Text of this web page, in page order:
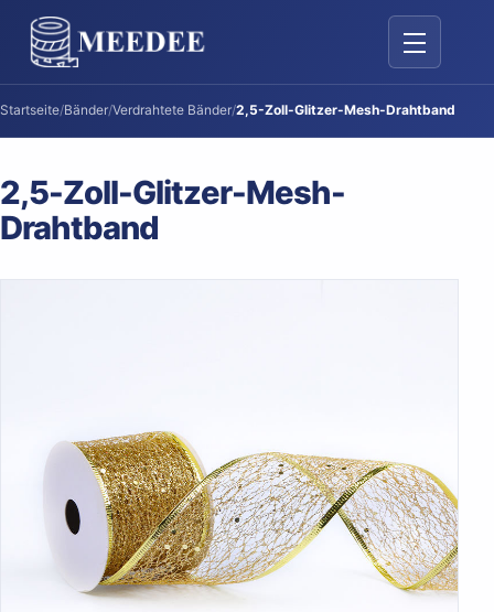
Navigation
Startseite/Bänder/Verdrahtete Bänder/2,5-Zoll-Glitzer-Mesh-Drahtband
2,5-Zoll-Glitzer-Mesh-
Drahtband